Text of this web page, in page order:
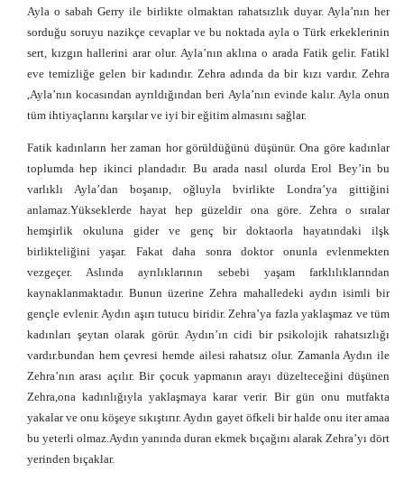
Ayla o sabah Gerry ile birlikte olmaktan rahatsızlık duyar. Ayla’nın her
sorduğu soruyu nazikçe cevaplar ve bu noktada ayla o Türk erkeklerinin
sert, kızgın hallerini arar olur. Ayla’nın aklına o arada Fatik gelir. Fatikl
eve temizliğe gelen bir kadındır. Zehra adında da bir kızı vardır. Zehra
,Ayla’nın kocasından ayrıldığından beri Ayla’nın evinde kalır. Ayla onun
tüm ihtiyaçlarını karşılar ve iyi bir eğitim almasını sağlar.
Fatik kadınların her zaman hor görüldüğünü düşünür. Ona göre kadınlar
toplumda hep ikinci plandadır. Bu arada nasıl olurda Erol Bey’in bu
varlıklı Ayla’dan boşanıp, oğluyla bvirlikte Londra’ya gittiğini
anlamaz.Yükseklerde hayat hep güzeldir ona göre. Zehra o sıralar
hemşirlik okuluna gider ve genç bir doktaorla hayatındaki ilşk
birlikteliğini yaşar. Fakat daha sonra doktor onunla evlenmekten
vezgeçer. Aslında ayrılıklarının sebebi yaşam farklılıklarından
kaynaklanmaktadır. Bunun üzerine Zehra mahalledeki aydın isimli bir
gençle evlenir. Aydın aşırı tutucu biridir. Zehra’ya fazla yaklaşmaz ve tüm
kadınları şeytan olarak görür. Aydın’ın cidi bir psikolojik rahatsızlığı
vardır.bundan hem çevresi hemde ailesi rahatsız olur. Zamanla Aydın ile
Zehra’nın arası açılır. Bir çocuk yapmanın arayı düzelteceğini düşünen
Zehra,ona kadınlığıyla yaklaşmaya karar verir. Bir gün onu mutfakta
yakalar ve onu köşeye sıkıştırır. Aydın gayet öfkeli bir halde onu iter amaa
bu yeterli olmaz.Aydın yanında duran ekmek bıçağını alarak Zehra’yı dört
yerinden bıçaklar.